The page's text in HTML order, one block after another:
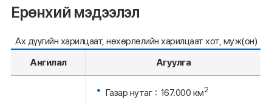
Ерөнхий мэдээлэл
Ах дүүгийн харилцаат, нөхөрлөлийн харилцаат хот, муж(он)
Ангилал
Агуулга
Газар нутаг：167.000 км2